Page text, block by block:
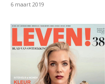
6 maart 2019